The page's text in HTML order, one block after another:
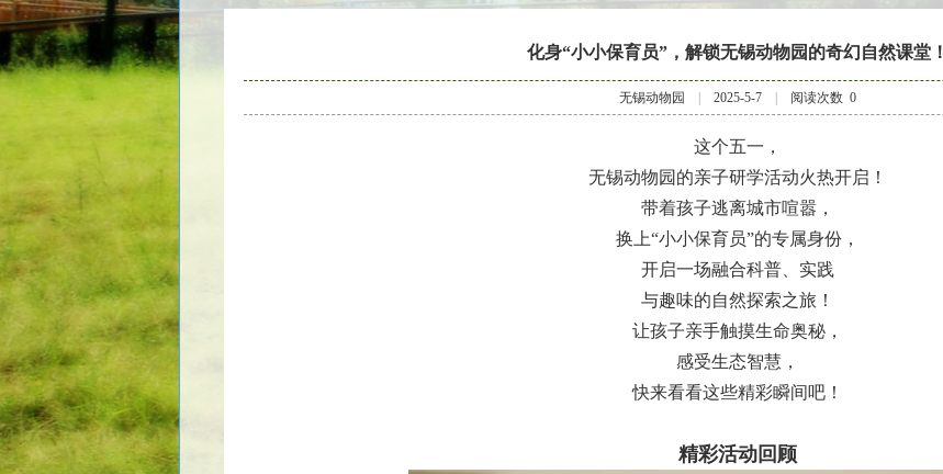
化身“小小保育员”，解锁无锡动物园的奇幻自然课堂！
无锡动物园 2025-5-7 阅读次数 0
这个五一，
无锡动物园的亲子研学活动火热开启！
带着孩子逃离城市喧嚣，
换上“小小保育员”的专属身份，
开启一场融合科普、实践
与趣味的自然探索之旅！
让孩子亲手触摸生命奥秘，
感受生态智慧，
快来看看这些精彩瞬间吧！
精彩活动回顾